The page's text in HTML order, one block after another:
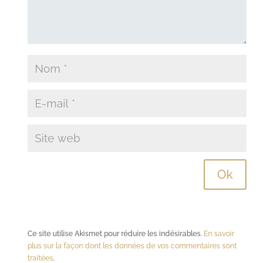
Ce site utilise Akismet pour réduire les indésirables. En savoir
plus sur la façon dont les données de vos commentaires sont
traitées.